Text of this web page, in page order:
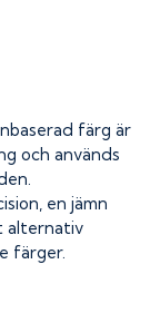
färg är
och används
en jämn
alternativ
färger.